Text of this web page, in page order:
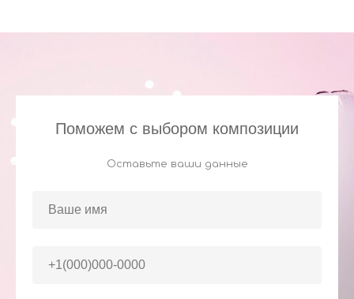
Поможем с выбором композиции
Оставьте ваши данные